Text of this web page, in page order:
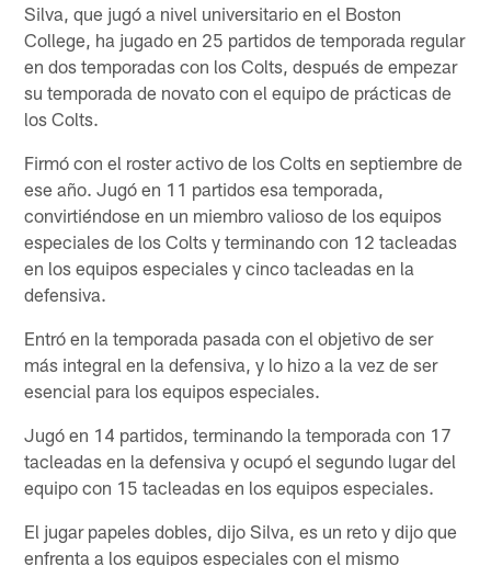
Silva, que jugó a nivel universitario en el Boston
College, ha jugado en 25 partidos de temporada regular
en dos temporadas con los Colts, después de empezar
su temporada de novato con el equipo de prácticas de
los Colts.
Firmó con el roster activo de los Colts en septiembre de
ese año. Jugó en 11 partidos esa temporada,
convirtiéndose en un miembro valioso de los equipos
especiales de los Colts y terminando con 12 tacleadas
en los equipos especiales y cinco tacleadas en la
defensiva.
Entró en la temporada pasada con el objetivo de ser
más integral en la defensiva, y lo hizo a la vez de ser
esencial para los equipos especiales.
Jugó en 14 partidos, terminando la temporada con 17
tacleadas en la defensiva y ocupó el segundo lugar del
equipo con 15 tacleadas en los equipos especiales.
El jugar papeles dobles, dijo Silva, es un reto y dijo que
enfrenta a los equipos especiales con el mismo